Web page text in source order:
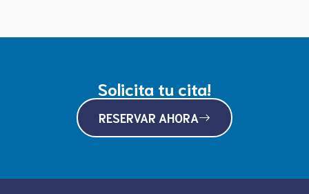
Solicita tu cita!
RESERVAR AHORA